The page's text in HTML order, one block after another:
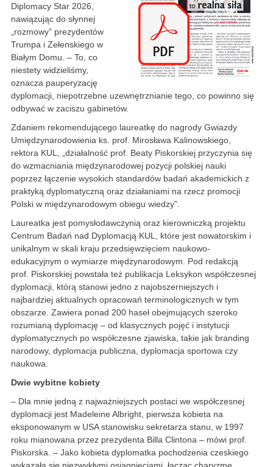
Diplomacy Star 2026,
nawiązując do słynnej
„rozmowy” prezydentów
Trumpa i Zełenskiego w
Białym Domu. – To, co
niestety widzieliśmy,
oznacza pauperyzację
dyplomacji, niepotrzebne uzewnętrznianie tego, co powinno się
odbywać w zaciszu gabinetów.
Zdaniem rekomendującego laureatkę do nagrody Gwiazdy
Umiędzynarodowienia ks. prof. Mirosława Kalinowskiego,
rektora KUL, „działalność prof. Beaty Piskorskiej przyczynia się
do wzmacniania międzynarodowej pozycji polskiej nauki
poprzez łączenie wysokich standardów badań akademickich z
praktyką dyplomatyczną oraz działaniami na rzecz promocji
Polski w międzynarodowym obiegu wiedzy”.
Laureatka jest pomysłodawczynią oraz kierowniczką projektu
Centrum Badań nad Dyplomacją KUL, które jest nowatorskim i
unikalnym w skali kraju przedsięwzięciem naukowo-
edukacyjnym o wymiarze międzynarodowym. Pod redakcją
prof. Piskorskiej powstała też publikacja Leksykon współczesnej
dyplomacji, którą stanowi jedno z najobszerniejszych i
najbardziej aktualnych opracowań terminologicznych w tym
obszarze. Zawiera ponad 200 haseł obejmujących szeroko
rozumianą dyplomację – od klasycznych pojęć i instytucji
dyplomatycznych po współczesne zjawiska, takie jak branding
narodowy, dyplomacja publiczna, dyplomacja sportowa czy
naukowa.
Dwie wybitne kobiety
– Dla mnie jedną z najważniejszych postaci we współczesnej
dyplomacji jest Madeleine Albright, pierwsza kobieta na
eksponowanym w USA stanowisku sekretarza stanu, w 1997
roku mianowana przez prezydenta Billa Clintona – mówi prof.
Piskorska. – Jako kobieta dyplomatka pochodzenia czeskiego
wykazała się niezwykłymi osiągnięciami, łącząc charyzmę,